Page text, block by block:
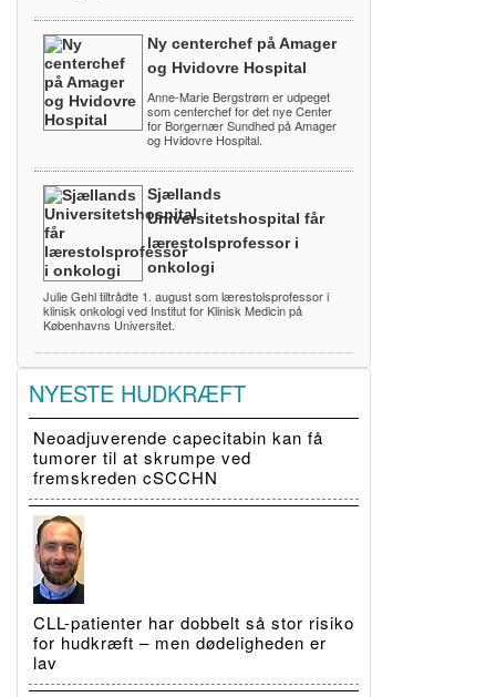
Ny centerchef på Amager
og Hvidovre Hospital
Anne-Marie Bergstrøm er udpeget
som centerchef for det nye Center
for Borgernær Sundhed på Amager
og Hvidovre Hospital.
Sjællands
Universitetshospital får
lærestolsprofessor i
onkologi
Julie Gehl tiltrådte 1. august som lærestolsprofessor i
klinisk onkologi ved Institut for Klinisk Medicin på
Københavns Universitet.
NYESTE HUDKRÆFT
Neoadjuverende capecitabin kan få
tumorer til at skrumpe ved
fremskreden cSCCHN
CLL-patienter har dobbelt så stor risiko
for hudkræft – men dødeligheden er
lav